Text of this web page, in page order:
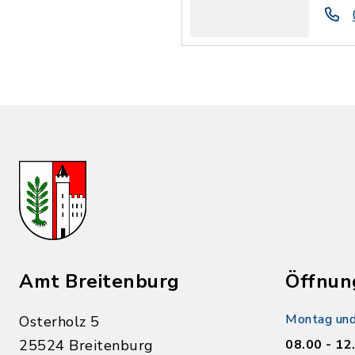
Amt Breitenburg
Osterholz 5
25524 Breitenburg
Montag
08.00 -